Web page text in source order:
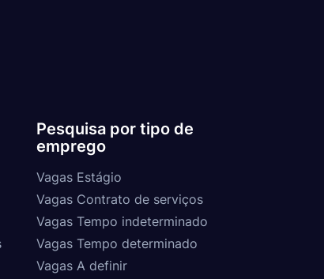
Pesquisa por tipo de
emprego
Vagas Estágio
Vagas Contrato de serviços
Vagas Tempo indeterminado
Vagas Tempo determinado
Vagas A definir